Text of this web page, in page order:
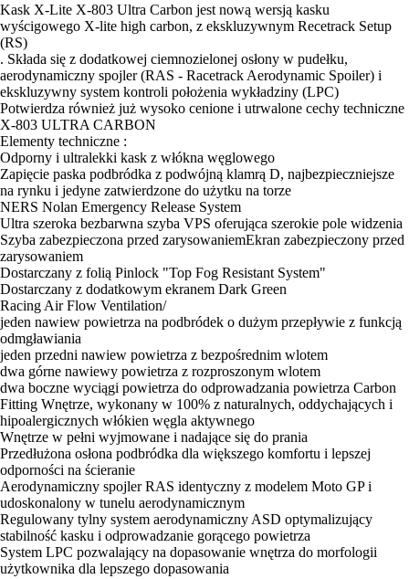
Kask X-Lite X-803 Ultra Carbon jest nową wersją kasku
wyścigowego X-lite high carbon, z ekskluzywnym Recetrack Setup
(RS)
. Składa się z dodatkowej ciemnozielonej osłony w pudełku,
aerodynamiczny spojler (RAS - Racetrack Aerodynamic Spoiler) i
ekskluzywny system kontroli położenia wykładziny (LPC)
Potwierdza również już wysoko cenione i utrwalone cechy techniczne
X-803 ULTRA CARBON
Elementy techniczne :
Odporny i ultralekki kask z włókna węglowego
Zapięcie paska podbródka z podwójną klamrą D, najbezpieczniejsze
na rynku i jedyne zatwierdzone do użytku na torze
NERS Nolan Emergency Release System
Ultra szeroka bezbarwna szyba VPS oferująca szerokie pole widzenia
Szyba zabezpieczona przed zarysowaniemEkran zabezpieczony przed
zarysowaniem
Dostarczany z folią Pinlock "Top Fog Resistant System"
Dostarczany z dodatkowym ekranem Dark Green
Racing Air Flow Ventilation/
jeden nawiew powietrza na podbródek o dużym przepływie z funkcją
odmgławiania
jeden przedni nawiew powietrza z bezpośrednim wlotem
dwa górne nawiewy powietrza z rozproszonym wlotem
dwa boczne wyciągi powietrza do odprowadzania powietrza Carbon
Fitting Wnętrze, wykonany w 100% z naturalnych, oddychających i
hipoalergicznych włókien węgla aktywnego
Wnętrze w pełni wyjmowane i nadające się do prania
Przedłużona osłona podbródka dla większego komfortu i lepszej
odporności na ścieranie
Aerodynamiczny spojler RAS identyczny z modelem Moto GP i
udoskonalony w tunelu aerodynamicznym
Regulowany tylny system aerodynamiczny ASD optymalizujący
stabilność kasku i odprowadzanie gorącego powietrza
System LPC pozwalający na dopasowanie wnętrza do morfologii
użytkownika dla lepszego dopasowania